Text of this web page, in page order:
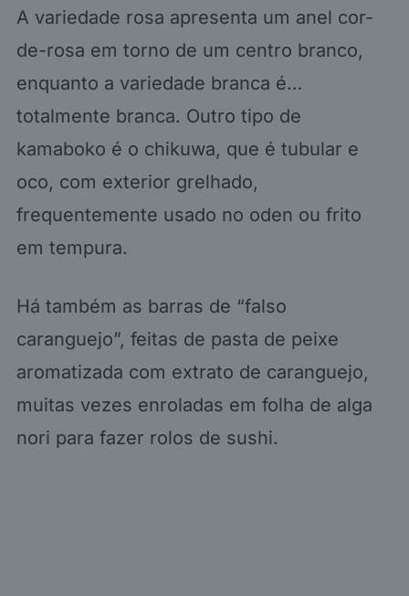
A variedade rosa apresenta um anel cor-
de-rosa em torno de um centro branco,
enquanto a variedade branca é…
totalmente branca. Outro tipo de
kamaboko é o chikuwa, que é tubular e
oco, com exterior grelhado,
frequentemente usado no oden ou frito
em tempura.
Há também as barras de “falso
caranguejo”, feitas de pasta de peixe
aromatizada com extrato de caranguejo,
muitas vezes enroladas em folha de alga
nori para fazer rolos de sushi.